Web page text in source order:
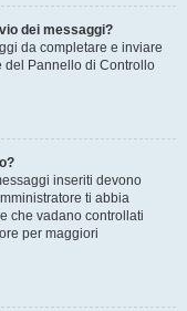
dei messaggi?
da completare e inviare
del Pannello di Controllo
inseriti devono
ti abbia
che vadano controllati
per maggiori